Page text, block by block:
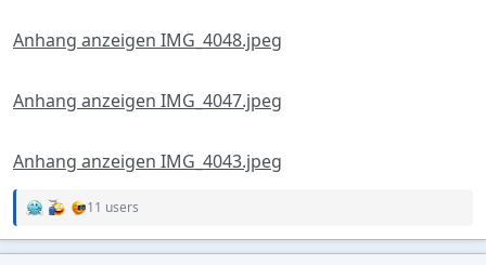
Anhang anzeigen IMG_4048.jpeg
Anhang anzeigen IMG_4047.jpeg
Anhang anzeigen IMG_4043.jpeg
R
11 users